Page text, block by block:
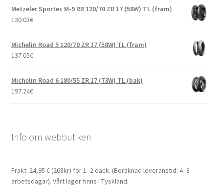
Metzeler Sportec M-9 RR 120/70 ZR 17 (58W) TL (fram)
130.03€
Michelin Road 5 120/70 ZR 17 (58W) TL (fram)
137.05€
Michelin Road 6 180/55 ZR 17 (73W) TL (bak)
197.24€
Info om webbutiken
Frakt: 24,95 € (268kr) för 1–2 däck. (Beräknad leveranstid: 4–8
arbetsdagar). Vårt lager finns i Tyskland.